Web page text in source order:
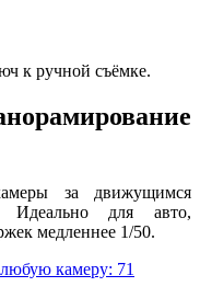
к ручной съёмке.
за движущимся
для авто,
медленнее 1/50.